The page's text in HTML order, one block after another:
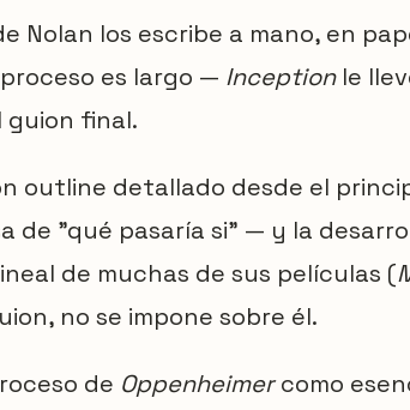
Nolan los escribe a mano, en
es largo — Inceptionle
final.
outline detallado desde el
de "qué pasaría si" — y la
de muchas de sus películas (
no se impone sobre él.
de Oppenheimercomo